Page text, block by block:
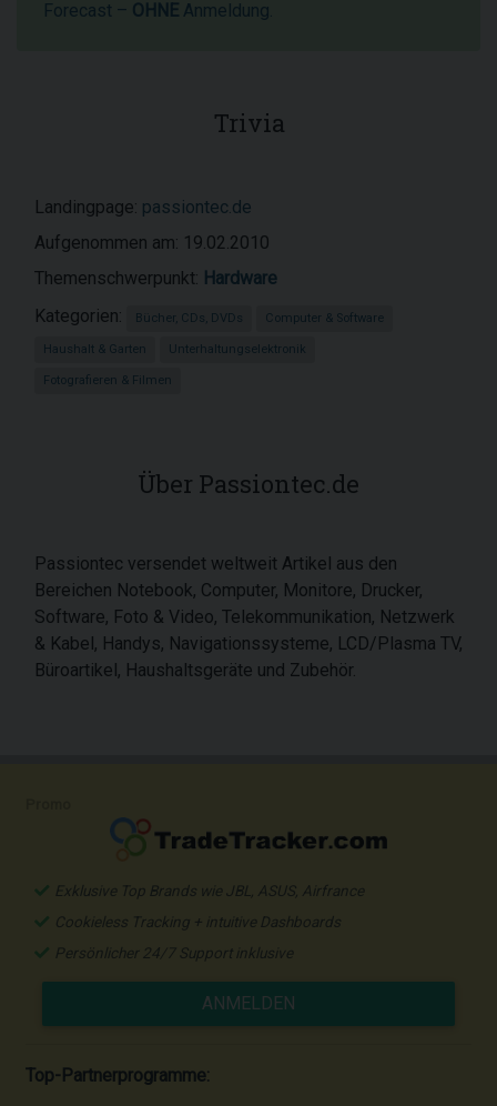
Forecast – OHNE Anmeldung.
Trivia
Landingpage: passiontec.de
Aufgenommen am: 19.02.2010
Themenschwerpunkt: Hardware
Kategorien:
Bücher, CDs, DVDs Computer & Software
Haushalt & Garten Unterhaltungselektronik
Fotografieren & Filmen
Über Passiontec.de
Passiontec versendet weltweit Artikel aus den
Bereichen Notebook, Computer, Monitore, Drucker,
Software, Foto & Video, Telekommunikation, Netzwerk
& Kabel, Handys, Navigationssysteme, LCD/Plasma TV,
Büroartikel, Haushaltsgeräte und Zubehör.
Exklusive Top Brands wie JBL, ASUS, Airfrance
Cookieless Tracking + intuitive Dashboards
Persönlicher 24/7 Support inklusive
ANMELDEN
Top-Partnerprogramme: